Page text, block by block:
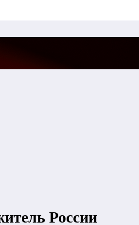
России